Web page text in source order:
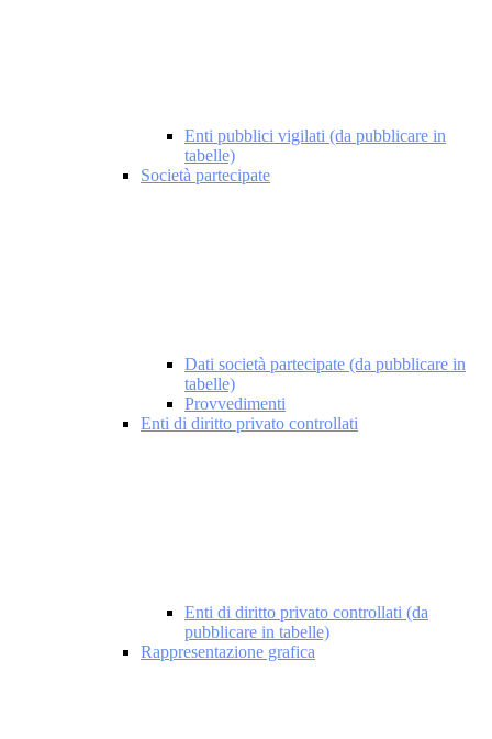
Enti pubblici vigilati (da pubblicare in
tabelle)
Società partecipate
Dati società partecipate (da pubblicare in
tabelle)
Provvedimenti
Enti di diritto privato controllati
Enti di diritto privato controllati (da
pubblicare in tabelle)
Rappresentazione grafica